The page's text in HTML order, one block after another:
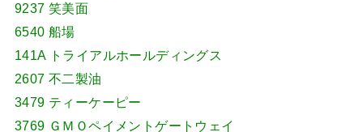
9237 笑美面
6540 船場
141A トライアルホールディングス
2607 不二製油
3479 ティーケーピー
3769 ＧＭＯペイメントゲートウェイ